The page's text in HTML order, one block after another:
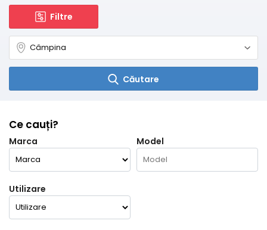
Filtre
Căutare
Ce cauți?
Marca Model
Utilizare